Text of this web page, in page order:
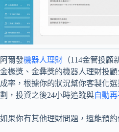
阿爾發機器人理財 （114金管投顧
金椽獎、金彝獎的機器人理財投
成率，根據你的狀況幫你客製化選
劃，投資之後24小時追蹤與自動
如果你有其他理財問題，還能預